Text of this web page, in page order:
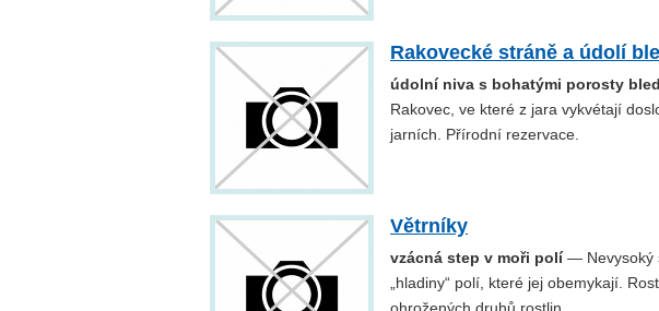
Rakovecké stráně a údolí
údolní niva s bohatými porosty
Rakovec, ve které z jara vykvétají
jarních. Přírodní rezervace.
Větrníky
vzácná step v moři polí— Nevysoký
„hladiny“ polí, které jej obemykají.